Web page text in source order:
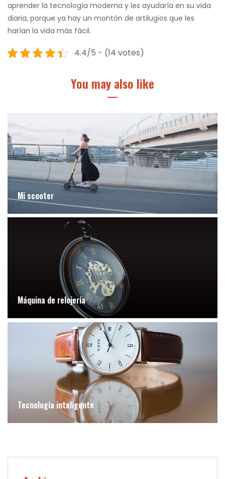
aprender la tecnología moderna y les ayudaría en su vida
diaria, porque ya hay un montón de artilugios que les
harían la vida más fácil.
4.4/5 - (14 votes)
You may also like
Mi scooter
Máquina de relojería
Tecnología inteligente